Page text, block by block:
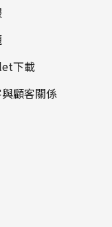
下載
顧客關係